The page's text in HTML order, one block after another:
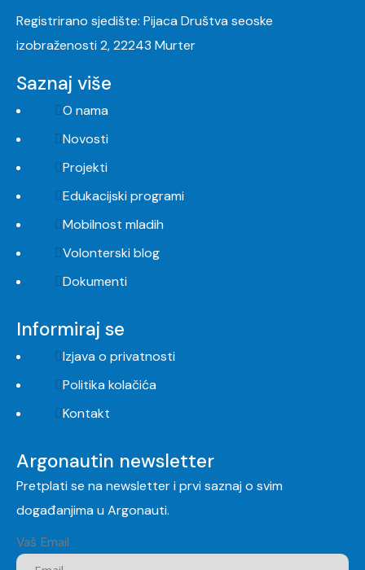
Registrirano sjedište: Pijaca Društva seoske
izobraženosti 2, 22243 Murter
Saznaj više
O nama
Novosti
Projekti
Edukacijski programi
Mobilnost mladih
Volonterski blog
Dokumenti
Informiraj se
Izjava o privatnosti
Politika kolačića
Kontakt
Argonautin newsletter
Pretplati se na newsletter i prvi saznaj o svim
događanjima u Argonauti.
Vaš Email